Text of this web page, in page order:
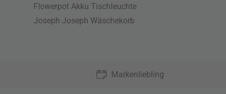
Flowerpot Akku Tischleuchte
Joseph Joseph Wäschekorb
Markenliebling